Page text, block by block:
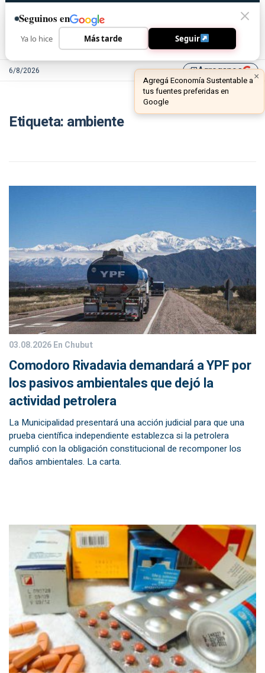
6/8/2026 library_addAgreganos
Etiqueta: ambiente
03.08.2026En Chubut
Comodoro Rivadavia demandará a YPF por
los pasivos ambientales que dejó la
actividad petrolera
La Municipalidad presentará una acción judicial para que una
prueba científica independiente establezca si la petrolera
cumplió con la obligación constitucional de recomponer los
daños ambientales. La carta.
Seguinos en
Ya lo hice Más tarde Seguir